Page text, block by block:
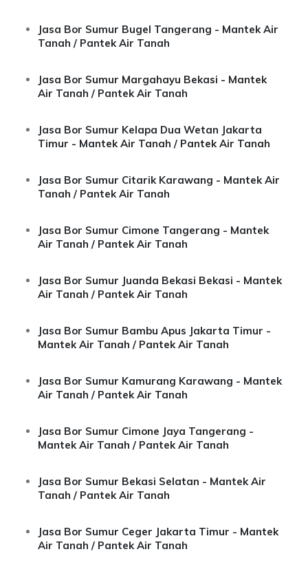
Jasa Bor Sumur Bugel Tangerang - Mantek Air
Tanah / Pantek Air Tanah
Jasa Bor Sumur Margahayu Bekasi - Mantek
Air Tanah / Pantek Air Tanah
Jasa Bor Sumur Kelapa Dua Wetan Jakarta
Timur - Mantek Air Tanah / Pantek Air Tanah
Jasa Bor Sumur Citarik Karawang - Mantek Air
Tanah / Pantek Air Tanah
Jasa Bor Sumur Cimone Tangerang - Mantek
Air Tanah / Pantek Air Tanah
Jasa Bor Sumur Juanda Bekasi Bekasi - Mantek
Air Tanah / Pantek Air Tanah
Jasa Bor Sumur Bambu Apus Jakarta Timur -
Mantek Air Tanah / Pantek Air Tanah
Jasa Bor Sumur Kamurang Karawang - Mantek
Air Tanah / Pantek Air Tanah
Jasa Bor Sumur Cimone Jaya Tangerang -
Mantek Air Tanah / Pantek Air Tanah
Jasa Bor Sumur Bekasi Selatan - Mantek Air
Tanah / Pantek Air Tanah
Jasa Bor Sumur Ceger Jakarta Timur - Mantek
Air Tanah / Pantek Air Tanah